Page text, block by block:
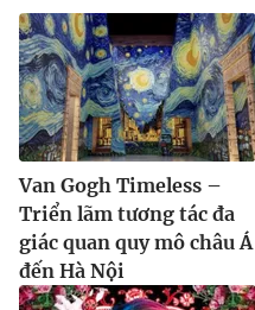
Van Gogh Timeless –
Triển lãm tương tác đa
giác quan quy mô châu Á
đến Hà Nội